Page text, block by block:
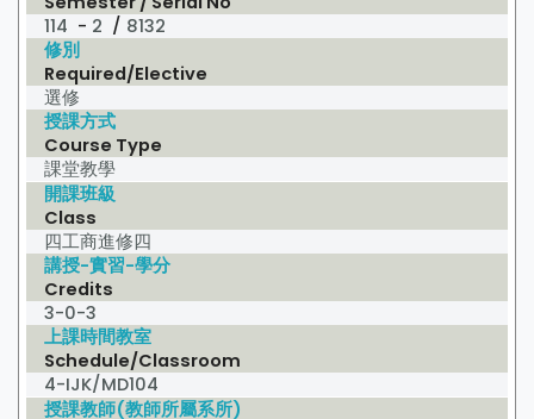
114 - 2 / 8132
修別
Required/Elective
選修
授課方式
Course Type
課堂教學
開課班級
Class
四工商進修四
講授-實習-學分
Credits
3-0-3
上課時間教室
Schedule/Classroom
4-IJK/MD104
授課教師(教師所屬系所)